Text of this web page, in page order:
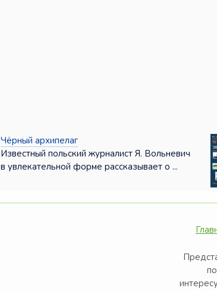
Чёрный архипелаг
Известный польский журналист Я. Вольневич
в увлекательной форме рассказывает о ...